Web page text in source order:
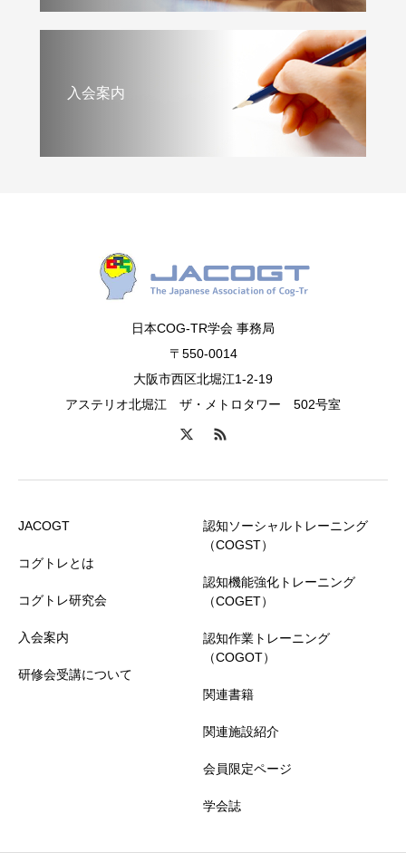
入会案内
日本COG-TR学会 事務局
〒550-0014
大阪市西区北堀江1-2-19
アステリオ北堀江 ザ・メトロタワー 502号室
JACOGT
コグトレとは
コグトレ研究会
入会案内
研修会受講について
認知ソーシャルトレーニング
（COGST）
認知機能強化トレーニング
（COGET）
認知作業トレーニング
（COGOT）
関連書籍
関連施設紹介
会員限定ページ
学会誌